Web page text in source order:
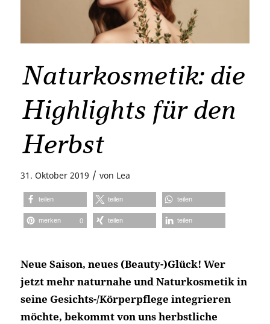
Naturkosmetik: die
Highlights für den
Herbst
31. Oktober 2019 / von Lea
teilen teilen teilen
merken 0 teilen teilen
Neue Saison, neues (Beauty-)Glück! Wer
jetzt mehr naturnahe und Naturkosmetik in
seine Gesichts-/Körperpflege integrieren
möchte, bekommt von uns herbstliche